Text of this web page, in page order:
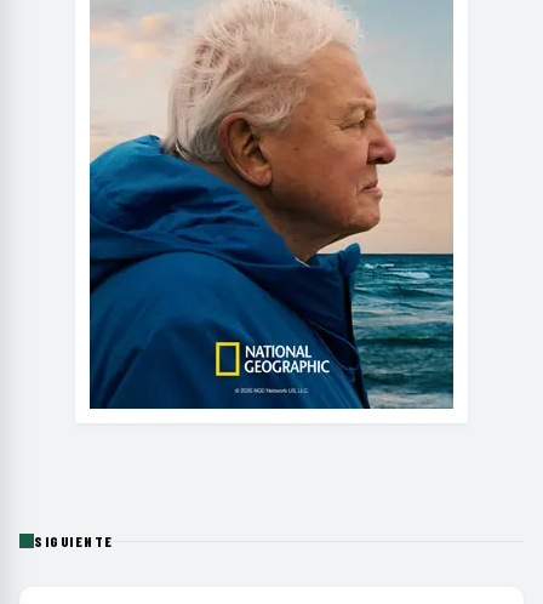
SIGUIENTE